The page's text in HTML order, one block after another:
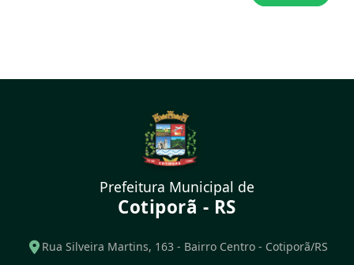
Prefeitura Municipal de
Cotiporã - RS
Rua Silveira Martins, 163 - Bairro Centro - Cotiporã/RS